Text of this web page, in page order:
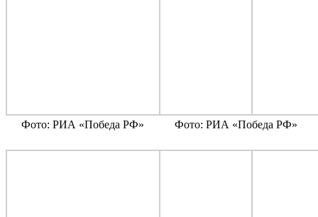
Фото: РИА «Победа РФ» Фото: РИА «Победа РФ»